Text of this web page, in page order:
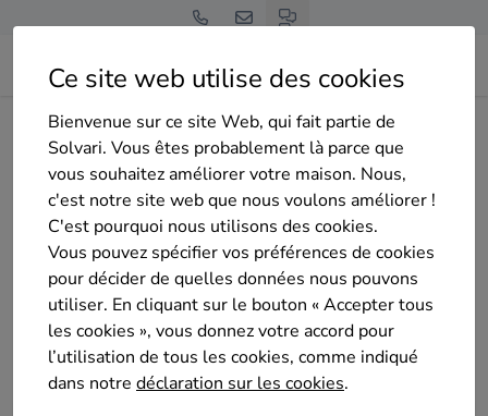
Ce site web utilise des cookies
Bienvenue sur ce site Web, qui fait partie de
Solvari. Vous êtes probablement là parce que
vous souhaitez améliorer votre maison. Nous,
c'est notre site web que nous voulons améliorer !
C'est pourquoi nous utilisons des cookies.
Vous pouvez spécifier vos préférences de cookies
pour décider de quelles données nous pouvons
utiliser. En cliquant sur le bouton « Accepter tous
les cookies », vous donnez votre accord pour
l’utilisation de tous les cookies, comme indiqué
dans notre déclaration sur les cookies.
Home Isolation des murs creux Brabant wallon
Jusqu'à 4 devis sur mesure
entreprises d'isolation
des murs creux en
province de Brabant
wallon